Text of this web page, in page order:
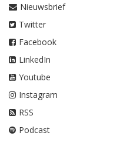
Nieuwsbrief
Twitter
Facebook
LinkedIn
Youtube
Instagram
RSS
Podcast